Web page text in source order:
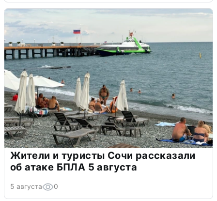
Жители и туристы Сочи рассказали
об атаке БПЛА 5 августа
5 августа 0